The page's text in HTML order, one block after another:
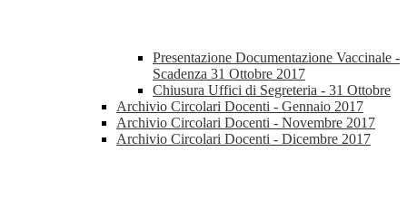
Presentazione Documentazione Vaccinale -
Scadenza 31 Ottobre 2017
Chiusura Uffici di Segreteria - 31 Ottobre
Archivio Circolari Docenti - Gennaio 2017
Archivio Circolari Docenti - Novembre 2017
Archivio Circolari Docenti - Dicembre 2017